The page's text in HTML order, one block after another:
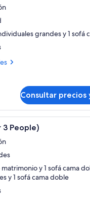
grandes y 1 sofá
Consultar precios
silla y un televisor montado
Una sala
3 People)
matrimonio y 1 sofá cama
y 1 sofá cama doble